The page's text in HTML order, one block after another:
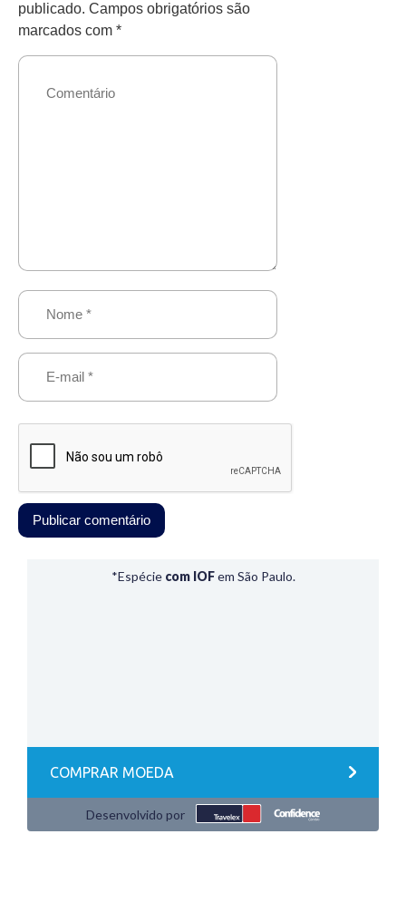
publicado. Campos obrigatórios são
marcados com *